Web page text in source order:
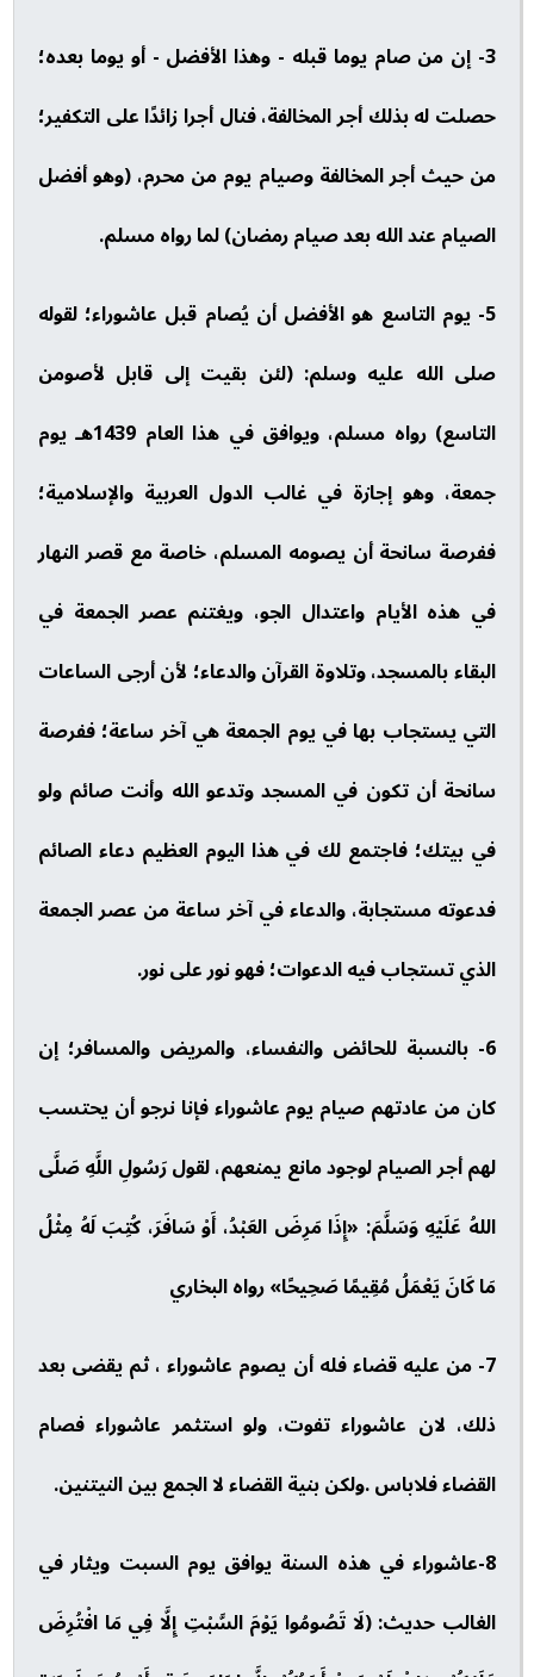
3- إن من صام يوما قبله - وهذا الأفضل - أو يوما بعده؛
حصلت له بذلك أجر المخالفة، فنال أجرا زائدًا على التكفير؛
من حيث أجر المخالفة وصيام يوم من محرم، (وهو أفضل
الصيام عند الله بعد صيام رمضان) لما رواه مسلم.
5- يوم التاسع هو الأفضل أن يُصام قبل عاشوراء؛ لقوله
صلى الله عليه وسلم: (لئن بقيت إلى قابل لأصومن
التاسع) رواه مسلم، ويوافق في هذا العام 1439هـ يوم
جمعة، وهو إجازة في غالب الدول العربية والإسلامية؛
ففرصة سانحة أن يصومه المسلم، خاصة مع قصر النهار
في هذه الأيام واعتدال الجو، ويغتنم عصر الجمعة في
البقاء بالمسجد، وتلاوة القرآن والدعاء؛ لأن أرجى الساعات
التي يستجاب بها في يوم الجمعة هي آخر ساعة؛ ففرصة
سانحة أن تكون في المسجد وتدعو الله وأنت صائم ولو
في بيتك؛ فاجتمع لك في هذا اليوم العظيم دعاء الصائم
فدعوته مستجابة، والدعاء في آخر ساعة من عصر الجمعة
الذي تستجاب فيه الدعوات؛ فهو نور على نور.
6- بالنسبة للحائض والنفساء، والمريض والمسافر؛ إن
كان من عادتهم صيام يوم عاشوراء فإنا نرجو أن يحتسب
لهم أجر الصيام لوجود مانع يمنعهم، لقول رَسُولِ اللَّهِ صَلَّى
اللهُ عَلَيْهِ وَسَلَّمَ: «إِذَا مَرِضَ العَبْدُ، أَوْ سَافَرَ، كُتِبَ لَهُ مِثْلُ
مَا كَانَ يَعْمَلُ مُقِيمًا صَحِيحًا» رواه البخاري
7- من عليه قضاء فله أن يصوم عاشوراء ، ثم يقضى بعد
ذلك، لان عاشوراء تفوت، ولو استثمر عاشوراء فصام
القضاء فلاباس .ولكن بنية القضاء لا الجمع بين النيتنين.
8-عاشوراء في هذه السنة يوافق يوم السبت ويثار في
الغالب حديث: (لَا تَصُومُوا يَوْمَ السَّبْتِ إِلَّا فِي مَا افْتُرِضَ